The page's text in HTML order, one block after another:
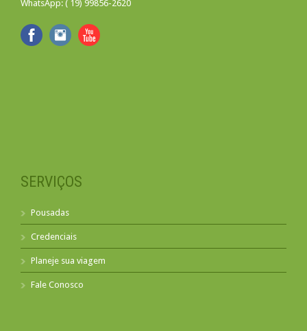
WhatsApp: ( 19) 99856-2620
SERVIÇOS
Pousadas
Credenciais
Planeje sua viagem
Fale Conosco